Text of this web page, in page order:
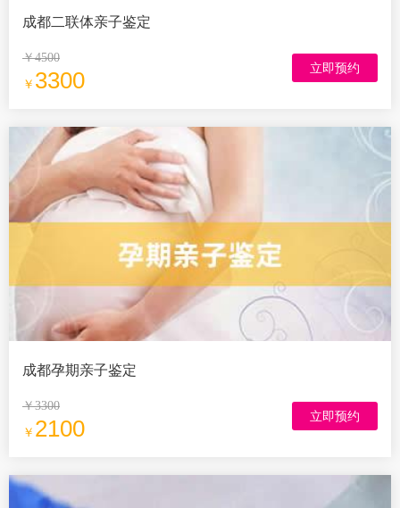
成都二联体亲子鉴定
￥4500
￥ 3300 立即预约
成都孕期亲子鉴定
￥3300
￥ 2100 立即预约